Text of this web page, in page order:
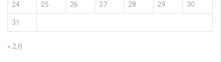
24 25 26 27 28 29 30
31
« 2月